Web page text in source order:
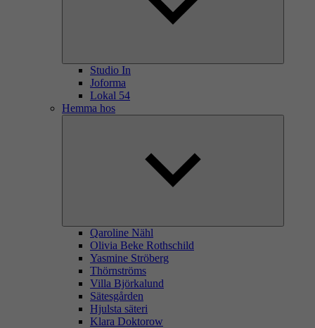
Studio In
Joforma
Lokal 54
Hemma hos
Qaroline Nähl
Olivia Beke Rothschild
Yasmine Ströberg
Thörnströms
Villa Björkalund
Sätesgården
Hjulsta säteri
Klara Doktorow